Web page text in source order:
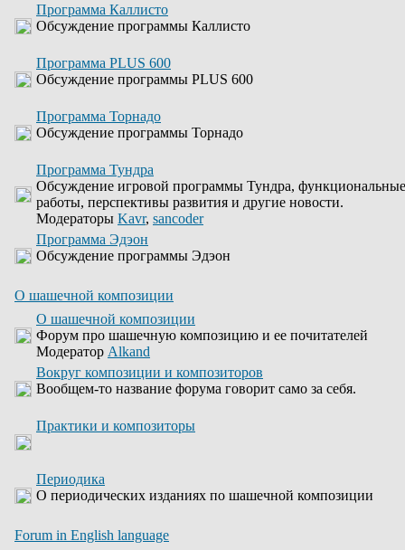
Программа Каллисто
Обсуждение программы Каллисто
Программа PLUS 600
Обсуждение программы PLUS 600
Программа Торнадо
Обсуждение программы Торнадо
Программа Тундра
Обсуждение игровой программы Тундра,
работы, перспективы развития и другие новости.
Модераторы Kavr, sancoder
Программа Эдэон
Обсуждение программы Эдэон
О шашечной композиции
О шашечной композиции
Форум про шашечную композицию и ее почитателей
Модератор Alkand
Вокруг композиции и композиторов
Вообщем-то название форума говорит само за себя.
Практики и композиторы
Периодика
О периодических изданиях по шашечной композиции
Forum in English language